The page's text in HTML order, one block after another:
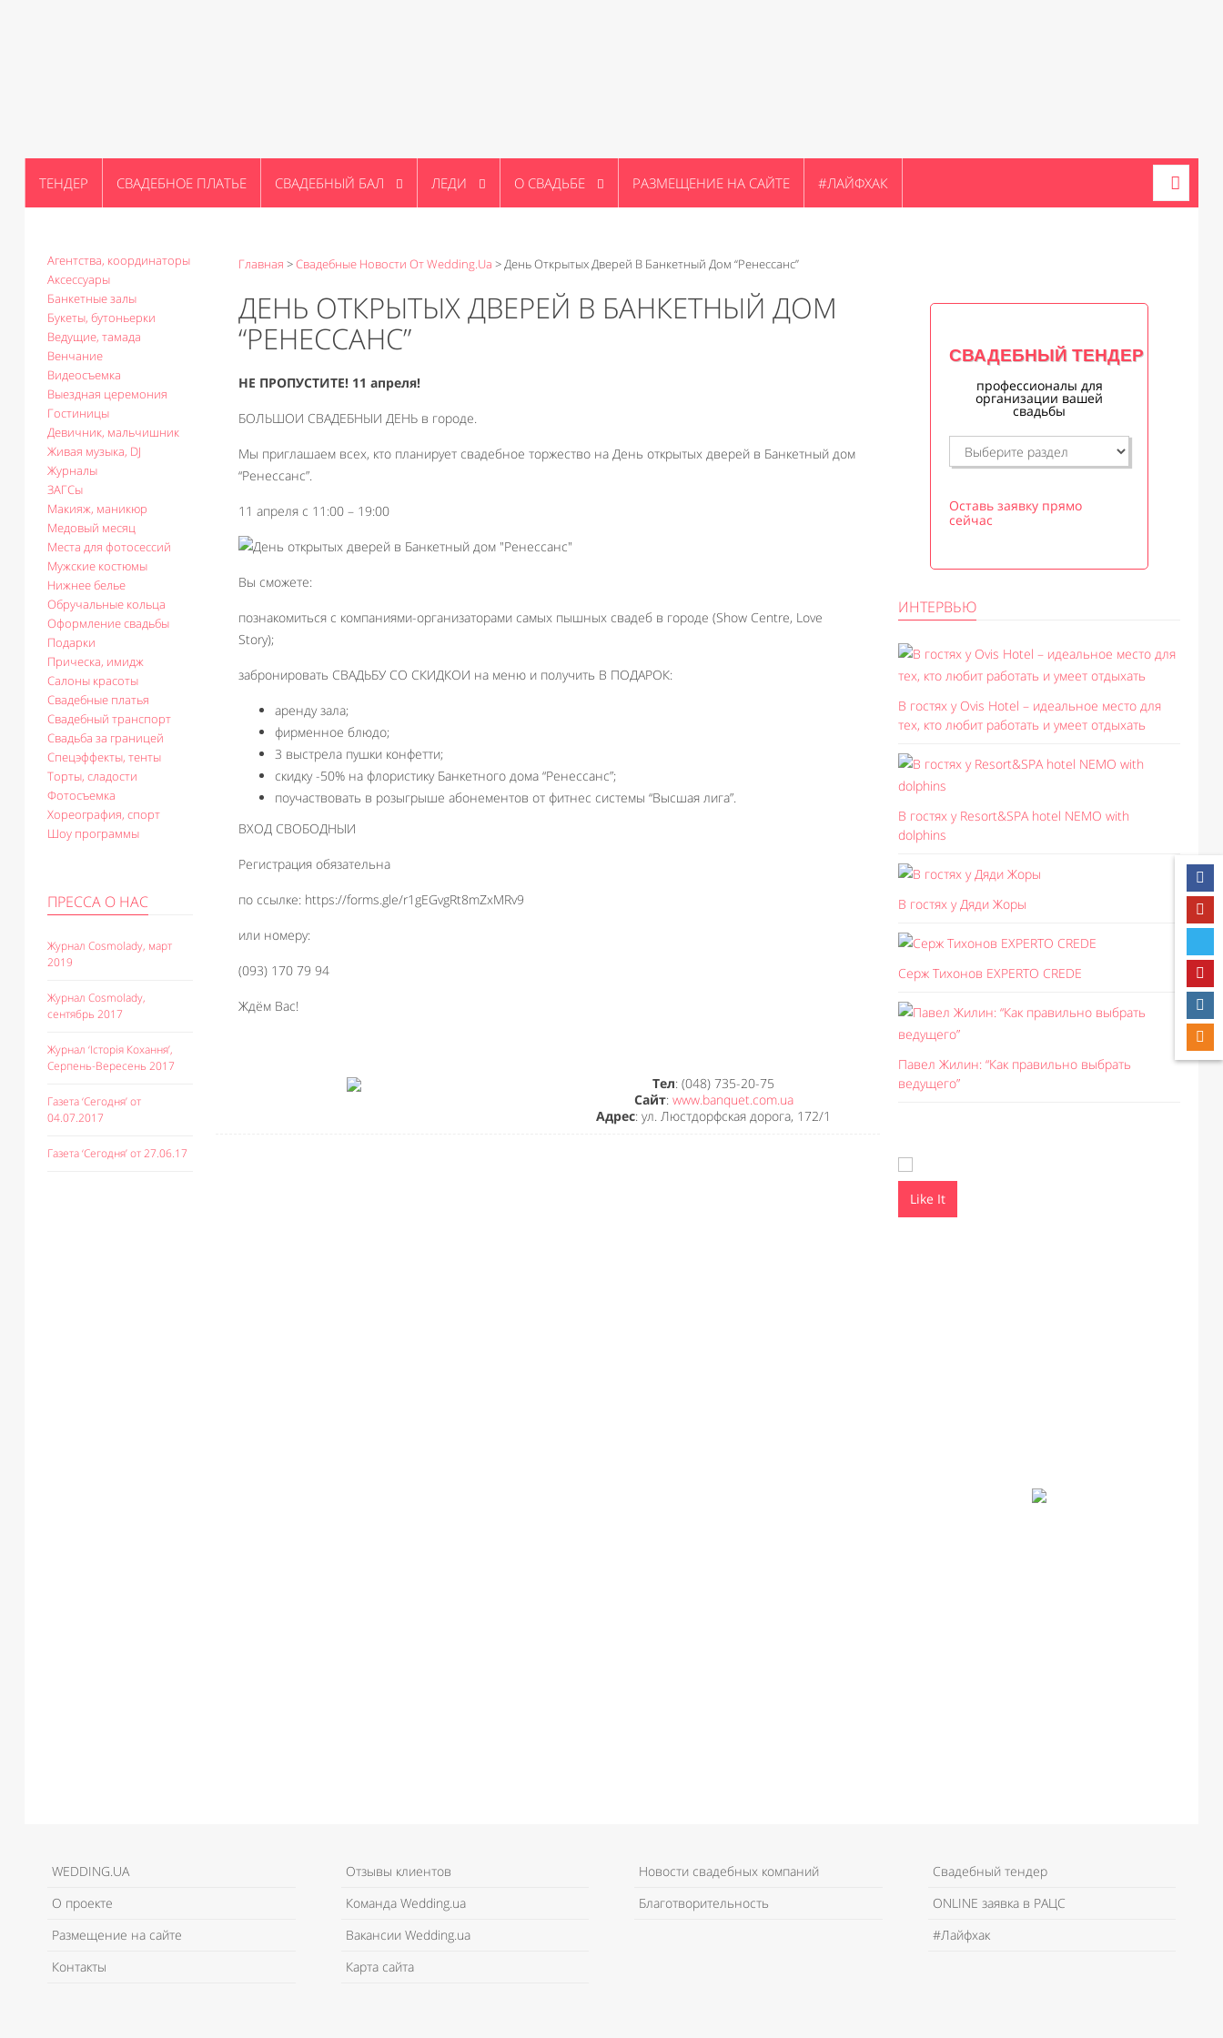
ТЕНДЕР СВАДЕБНОЕ ПЛАТЬЕ СВАДЕБНЫЙ БАЛ ЛЕДИ О СВАДЬБЕ РАЗМЕЩЕНИЕ НА САЙТЕ #ЛАЙФХАК
Агентства, координаторы
Аксессуары
Банкетные залы
Букеты, бутоньерки
Ведущие, тамада
Венчание
Видеосъемка
Выездная церемония
Гостиницы
Девичник, мальчишник
Живая музыка, DJ
Журналы
ЗАГСы
Макияж, маникюр
Медовый месяц
Места для фотосессий
Мужские костюмы
Нижнее белье
Обручальные кольца
Оформление свадьбы
Подарки
Прическа, имидж
Салоны красоты
Свадебные платья
Свадебный транспорт
Свадьба за границей
Спецэффекты, тенты
Торты, сладости
Фотосъемка
Хореография, спорт
Шоу программы
ПРЕССА О НАС
Журнал Cosmolady, март
2019
Журнал Cosmolady,
сентябрь 2017
Журнал ‘Історія Кохання’,
Серпень-Вересень 2017
Газета ‘Сегодня’ от
04.07.2017
Газета ‘Сегодня’ от 27.06.17
Главная >Свадебные Новости От Wedding.ua >День Открытых Дверей В Банкетный Дом “Ренессанс”
ДЕНЬ ОТКРЫТЫХ ДВЕРЕЙ В БАНКЕТНЫЙ ДОМ
“РЕНЕССАНС”
НЕ ПРОПУСТИТЕ! 11 апреля!
БОЛЬШОИ СВАДЕБНЫИ ДЕНЬ в городе.
Мы приглашаем всех, кто планирует свадебное торжество на День открытых дверей в Банкетный дом
“Ренессанс”.
11 апреля с 11:00 – 19:00
Вы сможете:
познакомиться с компаниями-организаторами самых пышных свадеб в городе (Show Centre, Love
Story);
забронировать СВАДЬБУ СО СКИДКОИ на меню и получить В ПОДАРОК:
аренду зала;
фирменное блюдо;
3 выстрела пушки конфетти;
скидку -50% на флористику Банкетного дома “Ренессанс”;
поучаствовать в розыгрыше абонементов от фитнес системы “Высшая лига”.
ВХОД СВОБОДНЫИ
Регистрация обязательна
по ссылке: https://forms.gle/r1gEGvgRt8mZxMRv9
или номеру:
(093) 170 79 94
Ждём Вас!
Тел: (048) 735-20-75
Сайт: www.banquet.com.ua
Адрес: ул. Люстдорфская дорога, 172/1
СВАДЕБНЫЙ ТЕНДЕР
профессионалы для
организации вашей
свадьбы
Оставь заявку прямо
сейчас
ИНТЕРВЬЮ
В гостях у Ovis Hotel – идеальное место для
тех, кто любит работать и умеет отдыхать
В гостях у Resort&SPA hotel NEMO with
dolphins
В гостях у Дяди Жоры
Серж Тихонов EXPERTO CREDE
Павел Жилин: “Как правильно выбрать
ведущего”
Like It
WEDDING.UA
О проекте
Размещение на сайте
Контакты
Отзывы клиентов
Команда Wedding.ua
Вакансии Wedding.ua
Карта сайта
Новости свадебных компаний
Благотворительность
Свадебный тендер
ONLINE заявка в РАЦС
#Лайфхак